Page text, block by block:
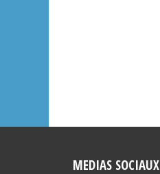
MEDIAS SOCIAUX